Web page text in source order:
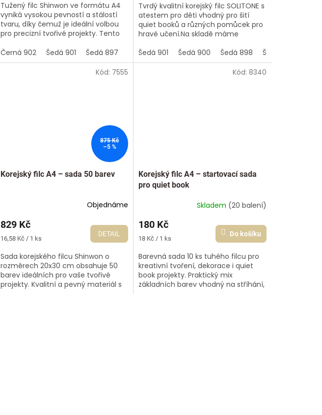
Tužený filc Shinwon ve formátu A4
vyniká vysokou pevností a stálostí
tvaru, díky čemuž je ideální volbou
pro precizní tvořivé projekty. Tento
Černá 902
Šedá 901 Šedá 897 Šedá 892 Bílá 801 Modrá 855 Modrá 853
Tvrdý kvalitní korejský filc SOLITONE s
atestem pro děti vhodný pro šití
quiet booků a různých pomůcek pro
hravé učení.Na skladě máme
Pro...
Šedá 901 Šedá 900 Šedá 898 Šedá 897
875 Kč
–5 %
Korejský filc A4 – sada 50 barev
Objednáme
829 Kč
Měrná
16,58 Kč / 1 ks
DETAIL
Sada korejského filcu Shinwon o
rozměrech 20x30 cm obsahuje 50
barev ideálních pro vaše tvořivé
projekty. Kvalitní a pevný materiál s
Kód: 7555
Korejský filc A4 – startovací sada
pro quiet book
Skladem (20 balení)
180 Kč
Měrná
18 Kč / 1 ks
Do košíku
Barevná sada 10 ks tuhého filcu pro
kreativní tvoření, dekorace i quiet
book projekty. Praktický mix
základních barev vhodný na stříhání,
Kód: 8340